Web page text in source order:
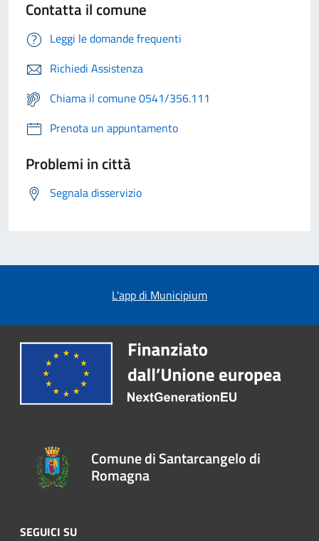
Contatta il comune
Leggi le domande frequenti
Richiedi Assistenza
Chiama il comune 0541/356.111
Prenota un appuntamento
Problemi in città
Segnala disservizio
L'app di Municipium
Comune di Santarcangelo di
Romagna
SEGUICI SU